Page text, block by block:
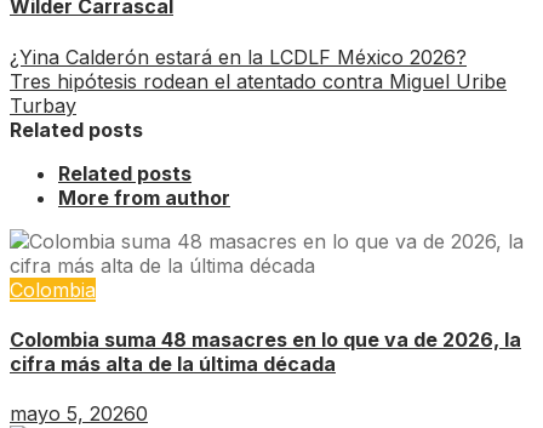
Wilder Carrascal
¿Yina Calderón estará en la LCDLF México 2026?
Tres hipótesis rodean el atentado contra Miguel Uribe
Turbay
Related posts
Related posts
More from author
Colombia
Colombia suma 48 masacres en lo que va de 2026, la
cifra más alta de la última década
mayo 5, 20260